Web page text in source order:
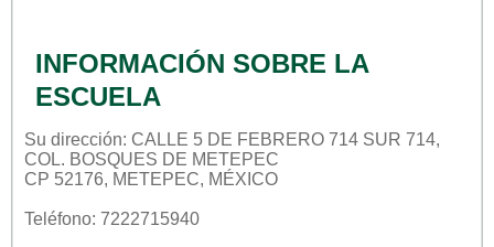
INFORMACIÓN SOBRE LA
ESCUELA
Su dirección: CALLE 5 DE FEBRERO 714 SUR 714,
COL. BOSQUES DE METEPEC
CP 52176, METEPEC, MÉXICO
Teléfono: 7222715940